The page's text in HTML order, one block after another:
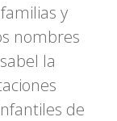
y
nombres
la
de